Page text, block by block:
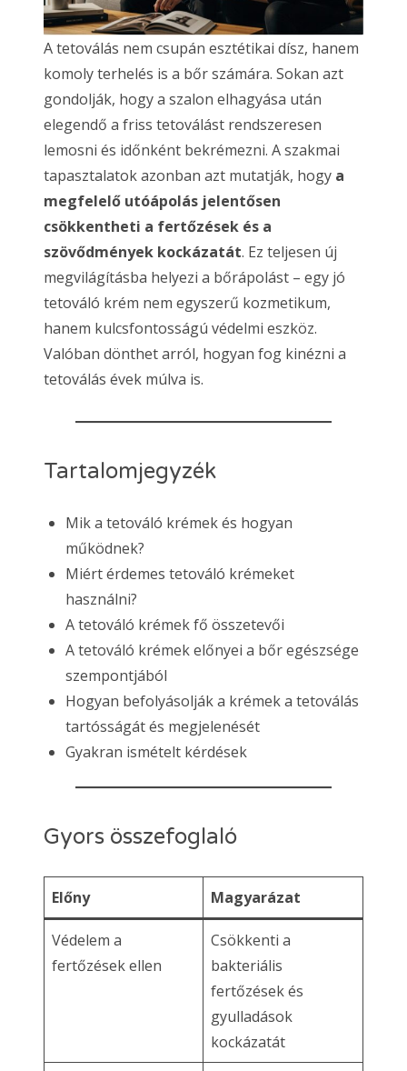
A tetoválás nem csupán esztétikai dísz, hanem
komoly terhelés is a bőr számára. Sokan azt
gondolják, hogy a szalon elhagyása után
elegendő a friss tetoválást rendszeresen
lemosni és időnként bekrémezni. A szakmai
tapasztalatok azonban azt mutatják, hogy a
megfelelő utóápolás jelentősen
csökkentheti a fertőzések és a
szövődmények kockázatát. Ez teljesen új
megvilágításba helyezi a bőrápolást – egy jó
tetováló krém nem egyszerű kozmetikum,
hanem kulcsfontosságú védelmi eszköz.
Valóban dönthet arról, hogyan fog kinézni a
tetoválás évek múlva is.
Tartalomjegyzék
Mik a tetováló krémek és hogyan
működnek?
Miért érdemes tetováló krémeket
használni?
A tetováló krémek fő összetevői
A tetováló krémek előnyei a bőr egészsége
szempontjából
Hogyan befolyásolják a krémek a tetoválás
tartósságát és megjelenését
Gyakran ismételt kérdések
Gyors összefoglaló
Előny Magyarázat
Védelem a
fertőzések ellen
Csökkenti a
bakteriális
fertőzések és
gyulladások
kockázatát